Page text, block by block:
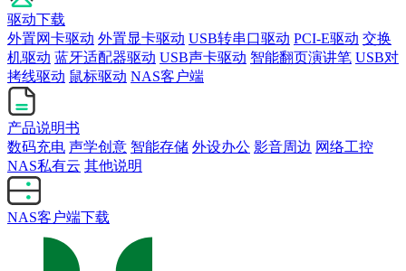
驱动下载
外置网卡驱动 外置显卡驱动 USB转串口驱动 PCI-E驱动 交换
机驱动 蓝牙适配器驱动 USB声卡驱动 智能翻页演讲笔 USB对
拷线驱动 鼠标驱动 NAS客户端
产品说明书
数码充电 声学创意 智能存储 外设办公 影音周边 网络工控
NAS私有云 其他说明
NAS客户端下载